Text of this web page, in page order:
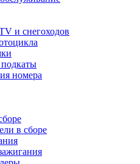
и снегоходов
номера
в сборе